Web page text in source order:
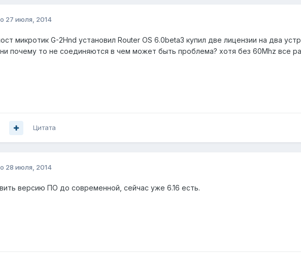
27 июля, 2014
микротик G-2Hnd установил Router OS 6.0beta3 купил две лицензии на два
почему то не соединяются в чем может быть проблема? хотя без 60Mhz все
Цитата
28 июля, 2014
версию ПО до современной, сейчас уже 6.16 есть.